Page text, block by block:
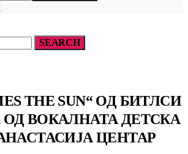
SEARCH
THE SUN“ ОД БИТЛСИ
ВОКАЛНАТА ДЕТСКА
ЦЕНТАР